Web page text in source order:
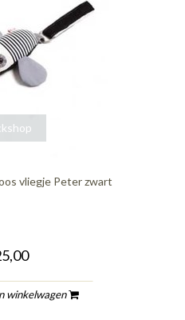
vliegje Peter zwart
winkelwagen